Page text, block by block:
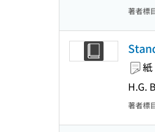
著者標
紙
H.G.
著者標